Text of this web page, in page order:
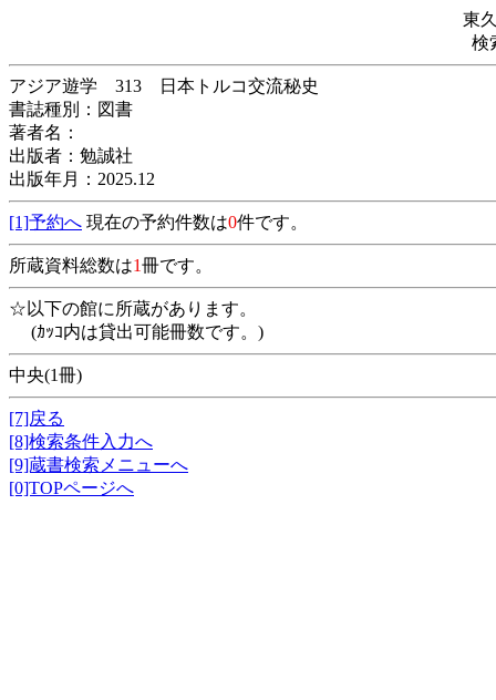
東
検
アジア遊学 313 日本トルコ交流秘史
書誌種別：図書
著者名：
出版者：勉誠社
出版年月：2025.12
[1]予約へ 現在の予約件数は0件です。
所蔵資料総数は1冊です。
☆以下の館に所蔵があります。
(ｶｯｺ内は貸出可能冊数です。)
中央(1冊)
[7]戻る
[8]検索条件入力へ
[9]蔵書検索メニューへ
[0]TOPページへ